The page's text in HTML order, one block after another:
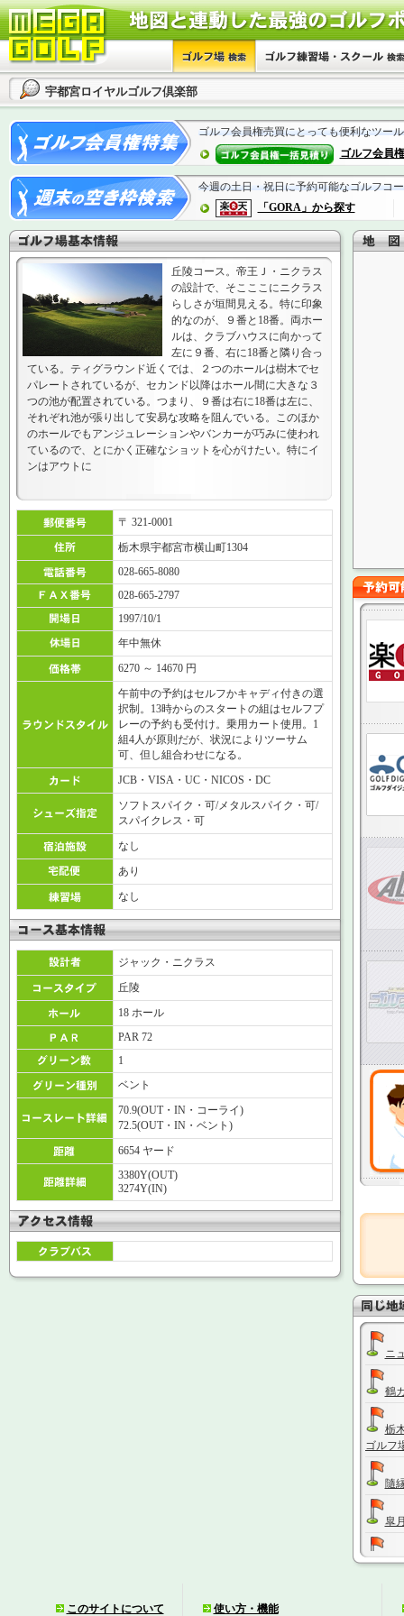
宇都宮ロイヤルゴルフ倶楽部
ゴルフ会員権売買にとっても便利なツー
ゴルフ会員
今週の土日・祝日に予約可能なゴルフコ
「GORA」から探す
丘陵コース。帝王Ｊ・ニクラス
の設計で、そこここにニクラス
らしさが垣間見える。特に印象
的なのが、９番と18番。両ホー
ルは、クラブハウスに向かって
左に９番、右に18番と隣り合っ
ている。ティグラウンド近くでは、２つのホールは樹木でセ
パレートされているが、セカンド以降はホール間に大きな３
つの池が配置されている。つまり、９番は右に18番は左に、
それぞれ池が張り出して安易な攻略を阻んでいる。このほか
のホールでもアンジュレーションやバンカーが巧みに使われ
ているので、とにかく正確なショットを心がけたい。特にイ
ンはアウトに
〒 321-0001
栃木県宇都宮市横山町1304
028-665-8080
028-665-2797
1997/10/1
年中無休
6270 ～ 14670 円
午前中の予約はセルフかキャディ付きの選
択制。13時からのスタートの組はセルフプ
レーの予約も受付け。乗用カート使用。1
組4人が原則だが、状況によりツーサム
可、但し組合わせになる。
JCB・VISA・UC・NICOS・DC
ソフトスパイク・可/メタルスパイク・可/
スパイクレス・可
なし
あり
なし
ジャック・ニクラス
丘陵
18 ホール
PAR 72
1
ベント
70.9(OUT・IN・コーライ)
72.5(OUT・IN・ベント)
6654 ヤード
3380Y(OUT)
3274Y(IN)
ニ
鶴
栃
ゴルフ
隨
皐
鹿
このサイトについて
使い方・機能